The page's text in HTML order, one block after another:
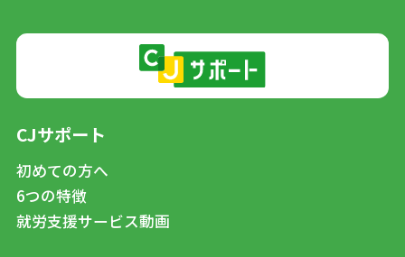
CJサポート
初めての方へ
6つの特徴
就労支援サービス動画